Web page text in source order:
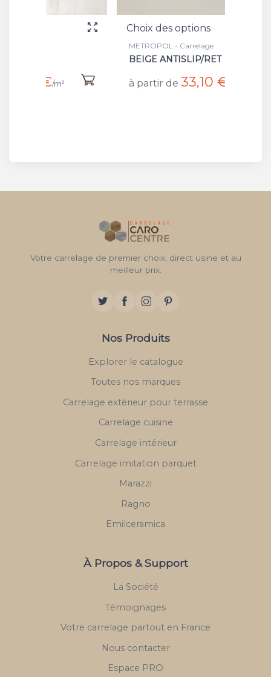
Choix des options
METROPOL - Carrelage
BEIGE ANTISLIP/RET
à partir de 33,10 €/m²
Votre carrelage de premier choix, direct usine et au
meilleur prix.
Nos Produits
Explorer le catalogue
Toutes nos marques
Carrelage extérieur pour terrasse
Carrelage cuisine
Carrelage intérieur
Carrelage imitation parquet
Marazzi
Ragno
Emilceramica
À Propos & Support
La Société
Témoignages
Votre carrelage partout en France
Nous contacter
Espace PRO